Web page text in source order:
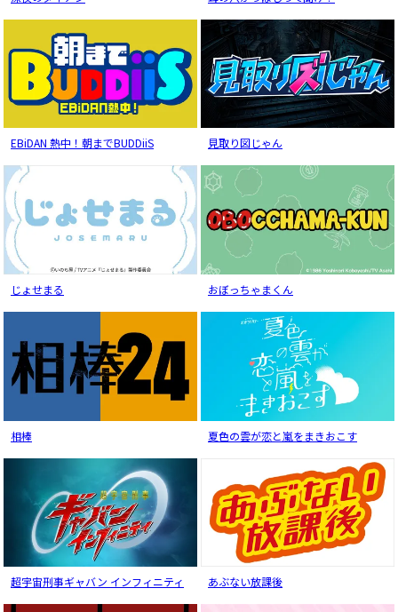
EBiDAN 熱中！朝までBUDDiiS 見取り図じゃん
じょせまる おぼっちゃまくん
相棒 夏色の雲が恋と嵐をまきおこす
超宇宙刑事ギャバン インフィニティ あぶない放課後